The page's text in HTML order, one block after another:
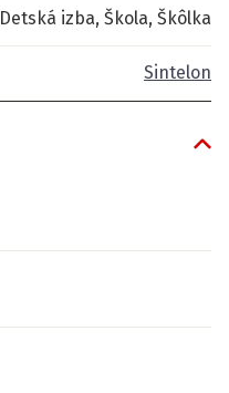
Detská izba, Škola, Škôlka
Sintelon